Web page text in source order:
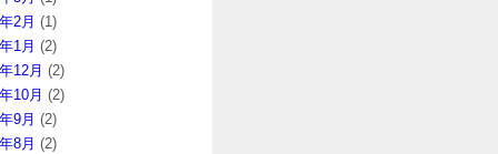
2月 (1)
1月 (2)
12月 (2)
10月 (2)
9月 (2)
8月 (2)